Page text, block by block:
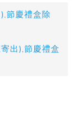
節慶禮盒除
出),節慶禮盒